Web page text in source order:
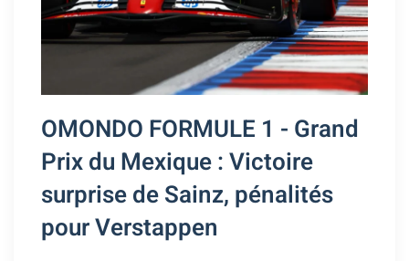
OMONDO FORMULE 1 - Grand
Prix du Mexique : Victoire
surprise de Sainz, pénalités
pour Verstappen